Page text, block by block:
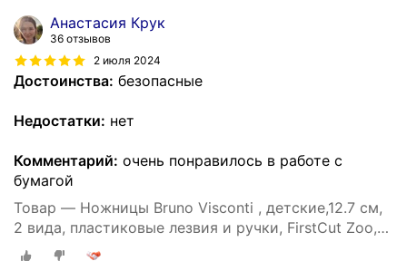
Анастасия Крук
36 отзывов
2 июля 2024
Достоинства: безопасные
Недостатки: нет
Комментарий: очень понравилось в работе с
бумагой
Товар — Ножницы Bruno Visconti , детские,12.7 см,
2 вида, пластиковые лезвия и ручки, FirstCut Zoo,
Арт. 60-0057. Цена за 1 шт.